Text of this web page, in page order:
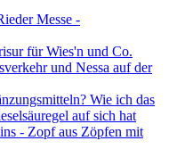
Messe -
für Wies'n und Co.
und Nessa auf der
Wie ich das
auf sich hat
- Zopf aus Zöpfen mit